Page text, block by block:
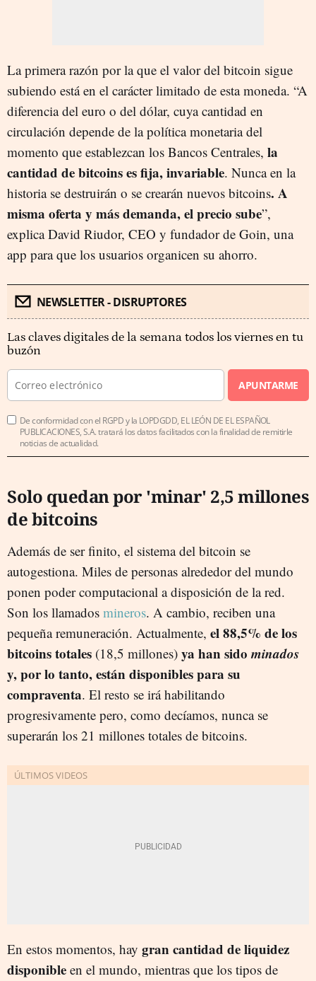
La primera razón por la que el valor del bitcoin sigue
subiendo está en el carácter limitado de esta moneda. “A
diferencia del euro o del dólar, cuya cantidad en
circulación depende de la política monetaria del
momento que establezcan los Bancos Centrales, la
cantidad de bitcoins es fija, invariable. Nunca en la
historia se destruirán o se crearán nuevos bitcoins. A
misma oferta y más demanda, el precio sube”,
explica David Riudor, CEO y fundador de Goin, una
app para que los usuarios organicen su ahorro.
NEWSLETTER - DISRUPTORES
Las claves digitales de la semana todos los viernes en tu
buzón
APUNTARME
De conformidad con el RGPD y la LOPDGDD, EL LEÓN DE EL ESPAÑOL
PUBLICACIONES, S.A. tratará los datos facilitados con la finalidad de remitirle
noticias de actualidad.
Solo quedan por 'minar' 2,5 millones
de bitcoins
Además de ser finito, el sistema del bitcoin se
autogestiona. Miles de personas alrededor del mundo
ponen poder computacional a disposición de la red.
Son los llamados mineros. A cambio, reciben una
pequeña remuneración. Actualmente, el 88,5% de los
bitcoins totales (18,5 millones) ya han sidominados
y, por lo tanto, están disponibles para su
compraventa. El resto se irá habilitando
progresivamente pero, como decíamos, nunca se
superarán los 21 millones totales de bitcoins.
En estos momentos, hay gran cantidad de liquidez
disponible en el mundo, mientras que los tipos de